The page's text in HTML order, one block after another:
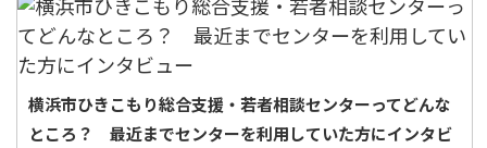
横浜市ひきこもり総合支援・若者相談センターってどんな
ところ？ 最近までセンターを利用していた方にインタビ